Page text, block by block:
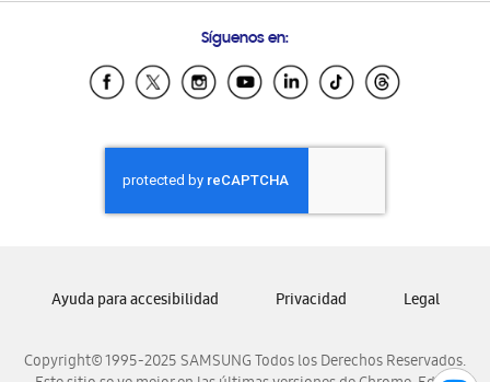
Samsung Ecuador
Samsung El Salvador
Samsung Honduras
Samsung Nicaragua
Samsung Panamá
Samsung Venezuela
Síguenos en:
Copyright© 1995-2025 SAMSUNG Todos los Derechos Reservados.
Ayuda para accesibilidad Privacidad Legal